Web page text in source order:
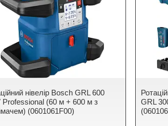
нівелір Bosch GRL 600
Professional (60 м + 600 м з
(0601061F00)
GRL